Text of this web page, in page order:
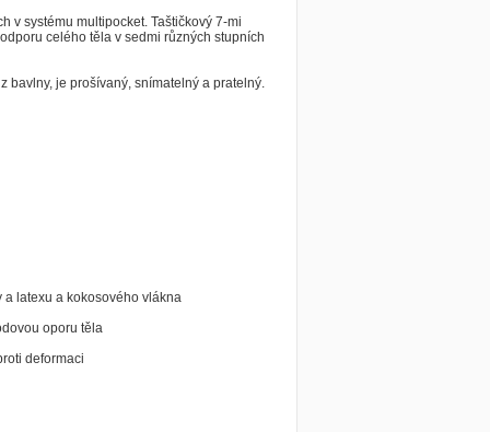
v systému multipocket. Taštičkový 7-mi
celého těla v sedmi různých stupních
bavlny, je prošívaný, snímatelný a pratelný.
a latexu a kokosového vlákna
oporu těla
deformaci